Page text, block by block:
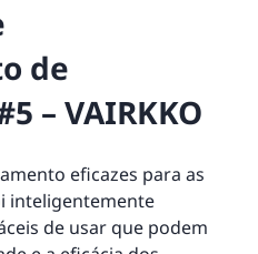
de
– VAIRKKO
eficazes para as
inteligentemente
de usar que podem